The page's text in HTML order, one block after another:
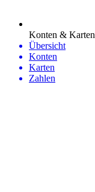
Konten & Karten
Übersicht
Konten
Karten
Zahlen